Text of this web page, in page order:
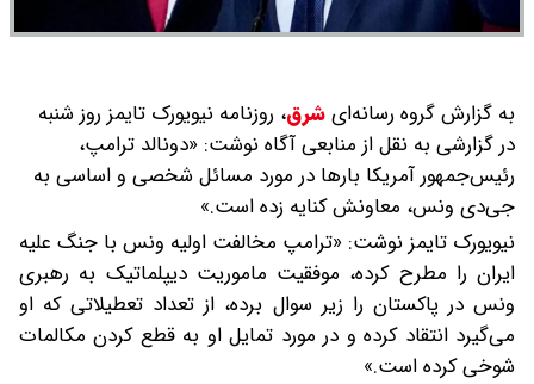
به گزارش گروه رسانه‌ایشرق، روزنامه نیویورک تایمز روز شنبه
در گزارشی به نقل از منابعی آگاه نوشت: «دونالد ترامپ،
رئیس‌جمهور آمریکا بارها در مورد مسائل شخصی و اساسی به
جی‌دی ونس، معاونش کنایه زده است.»
نیویورک تایمز نوشت: «ترامپ مخالفت اولیه ونس با جنگ علیه
ایران را مطرح کرده، موفقیت ماموریت دیپلماتیک به رهبری
ونس در پاکستان را زیر سوال برده، از تعداد تعطیلاتی که او
می‌گیرد انتقاد کرده و در مورد تمایل او به قطع کردن مکالمات
شوخی کرده است.»